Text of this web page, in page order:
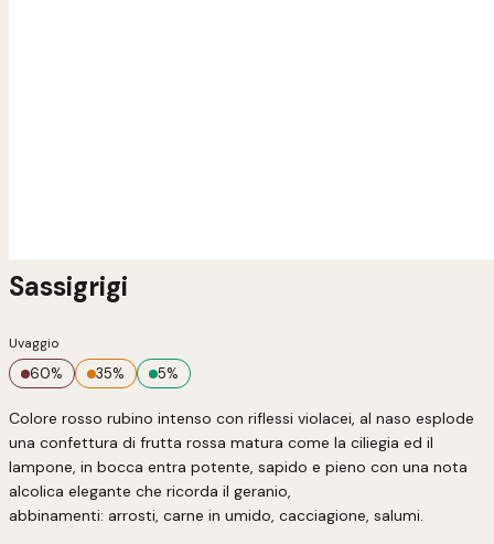
Sassigrigi
Uvaggio
60% 35% 5%
Colore rosso rubino intenso con riflessi violacei, al naso esplode
una confettura di frutta rossa matura come la ciliegia ed il
lampone, in bocca entra potente, sapido e pieno con una nota
alcolica elegante che ricorda il geranio,
abbinamenti: arrosti, carne in umido, cacciagione, salumi.